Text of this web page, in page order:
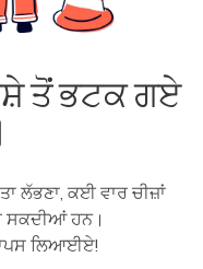
ਤੋਂ ਭਟਕ ਗਏ
ਲੱਭਣਾ, ਕਈ ਵਾਰ ਚੀਜ਼ਾਂ
ਹਨ।
ਲਿਆਈਏ!